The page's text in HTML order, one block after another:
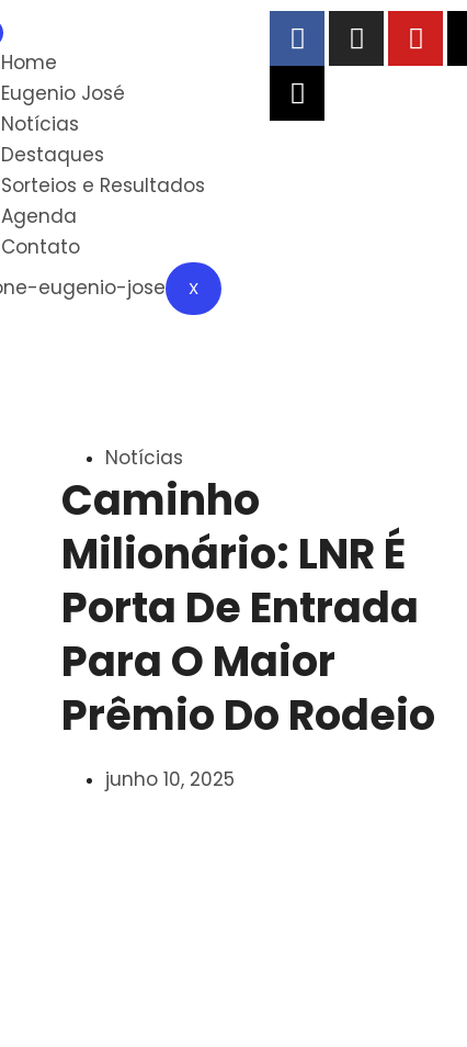
Home
Eugenio José
Notícias
Destaques
Sorteios e Resultados
Agenda
Contato
X
Notícias
Caminho
Milionário: LNR É
Porta De Entrada
Para O Maior
Prêmio Do Rodeio
junho 10, 2025